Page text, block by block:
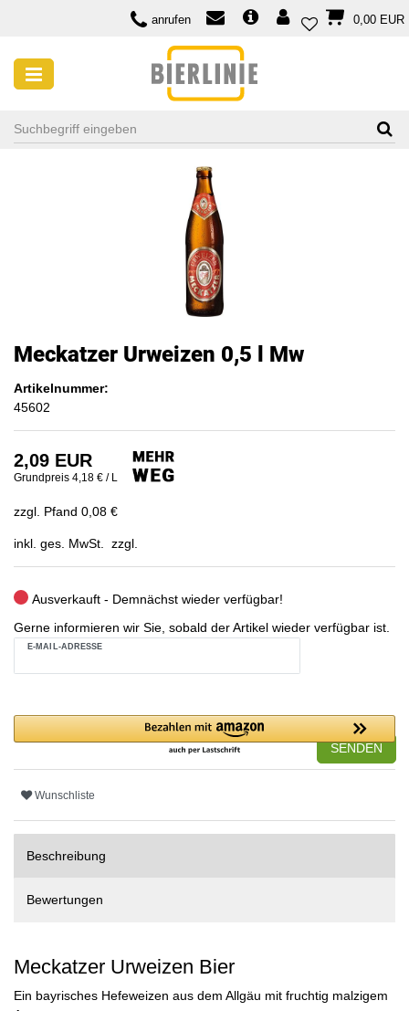
anrufen 0,00 EUR
Meckatzer Urweizen 0,5 l Mw
Artikelnummer:
45602
2,09 EUR
Grundpreis 4,18 € / L
zzgl. Pfand 0,08 €
inkl. ges. MwSt. zzgl.
Ausverkauft - Demnächst wieder verfügbar!
Gerne informieren wir Sie, sobald der Artikel wieder verfügbar ist.
E-MAIL-ADRESSE
SENDEN
Wunschliste
Beschreibung
Bewertungen
Meckatzer Urweizen Bier
Ein bayrisches Hefeweizen aus dem Allgäu mit fruchtig malzigem